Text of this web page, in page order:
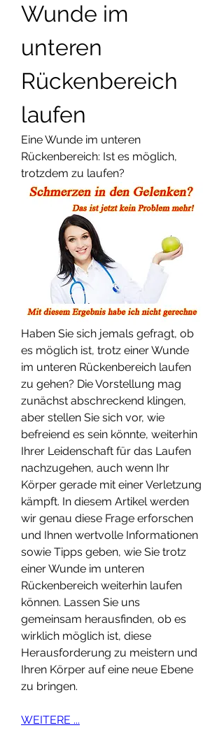
Wunde im
unteren
Rückenbereich
laufen
Eine Wunde im unteren
Rückenbereich: Ist es möglich,
trotzdem zu laufen?
Haben Sie sich jemals gefragt, ob
es möglich ist, trotz einer Wunde
im unteren Rückenbereich laufen
zu gehen? Die Vorstellung mag
zunächst abschreckend klingen,
aber stellen Sie sich vor, wie
befreiend es sein könnte, weiterhin
Ihrer Leidenschaft für das Laufen
nachzugehen, auch wenn Ihr
Körper gerade mit einer Verletzung
kämpft. In diesem Artikel werden
wir genau diese Frage erforschen
und Ihnen wertvolle Informationen
sowie Tipps geben, wie Sie trotz
einer Wunde im unteren
Rückenbereich weiterhin laufen
können. Lassen Sie uns
gemeinsam herausfinden, ob es
wirklich möglich ist, diese
Herausforderung zu meistern und
Ihren Körper auf eine neue Ebene
zu bringen.
WEITERE ...